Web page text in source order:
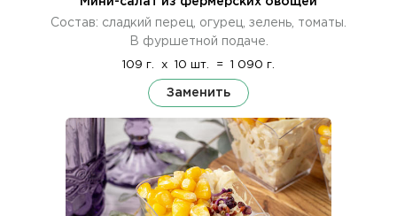
Состав: сладкий перец, огурец, зелень, томаты.
В фуршетной подаче.
109 г. x 10 шт. = 1 090 г.
Заменить